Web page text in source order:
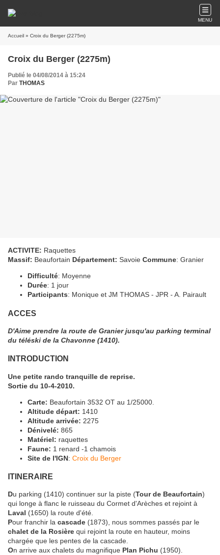
MENU
Accueil » Croix du Berger (2275m)
Croix du Berger (2275m)
Publié le 04/08/2014 à 15:24
Par THOMAS
ACTIVITE: Raquettes
Massif: Beaufortain Département: Savoie Commune: Granier
Difficulté: Moyenne
Durée: 1 jour
Participants: Monique et JM THOMAS - JPR - A. Pairault
ACCES
D'Aime prendre la route de Granier jusqu'au parking terminal
du téléski de la Chavonne (1410).
INTRODUCTION
Une petite rando tranquille de reprise.
Sortie du 10-4-2010.
Carte: Beaufortain 3532 OT au 1/25000.
Altitude départ: 1410
Altitude arrivée: 2275
Dénivelé: 865
Matériel: raquettes
Faune: 1 renard -1 chamois
Site de l'IGN: Croix du Berger
ITINERAIRE
Du parking (1410) continuer sur la piste (Tour de Beaufortain)
qui longe à flanc le ruisseau du Cormet d'Arèches et rejoint à
Laval (1650) la route d'été.
Pour franchir la cascade (1873), nous sommes passés par le
chalet de la Rosière qui rejoint la route en hauteur, moins
chargée que les pentes de la cascade.
On arrive aux chalets du magnifique Plan Pichu (1950).